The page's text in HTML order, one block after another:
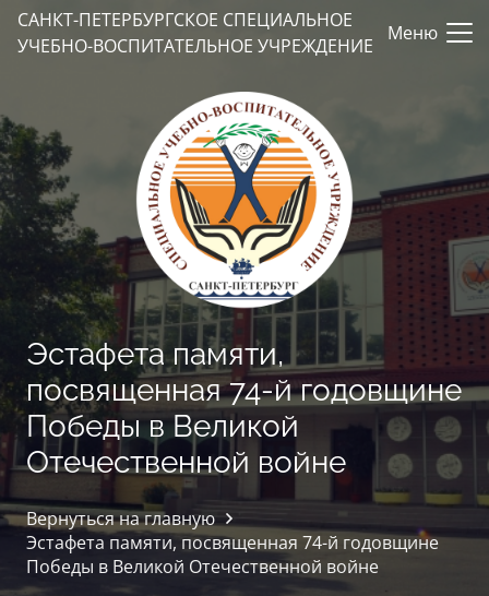
САНКТ-ПЕТЕРБУРГСКОЕ СПЕЦИАЛЬНОЕ
УЧЕБНО-ВОСПИТАТЕЛЬНОЕ УЧРЕЖДЕНИЕ
Меню
Эстафета памяти,
посвященная 74-й годовщине
Победы в Великой
Отечественной войне
Вернуться на главную
Эстафета памяти, посвященная 74-й годовщине
Победы в Великой Отечественной войне